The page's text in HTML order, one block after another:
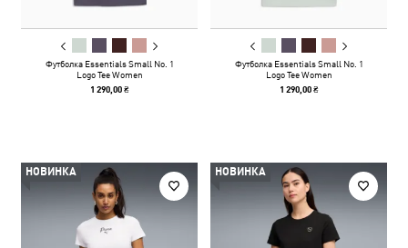
Футболка Essentials Small No. 1
Logo Tee Women
1 290,00 ₴
Футболка Essentials Small No. 1
Logo Tee Women
1 290,00 ₴
НОВИНКА НОВИНКА